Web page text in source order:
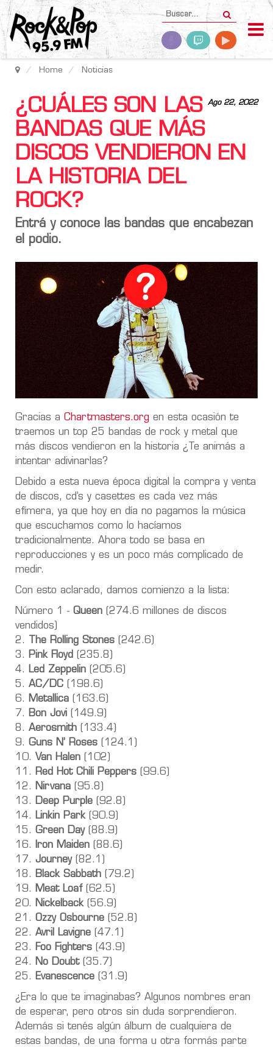
Home Noticias
Ago 22, 2022
¿CUÁLES SON LAS
BANDAS QUE MÁS
DISCOS VENDIERON EN
LA HISTORIA DEL
ROCK?
Entrá y conoce las bandas que encabezan
el podio.
Gracias a Chartmasters.org en esta ocasión te
traemos un top 25 bandas de rock y metal que
más discos vendieron en la historia ¿Te animás a
intentar adivinarlas?
Debido a esta nueva época digital la compra y venta
de discos, cd’s y casettes es cada vez más
efímera, ya que hoy en día no pagamos la música
que escuchamos como lo hacíamos
tradicionalmente. Ahora todo se basa en
reproducciones y es un poco más complicado de
medir.
Con esto aclarado, damos comienzo a la lista:
Número 1 - Queen (274.6 millones de discos
vendidos)
2.
The Rolling Stones (242.6)
3.
Pink Floyd
(235.8)
4.
Led Zeppelin (205.6)
5. AC/DC (198.6)
6.
Metallica (163.6)
7.
Bon Jovi (149.9)
8. Aerosmith (133.4)
9. Guns N’ Roses (124.1)
10. Van Halen (102)
11.
Red Hot Chili Peppers (99.6)
12.
Nirvana (95.8)
13.
Deep Purple (92.8)
14.
Linkin Park(90.9)
15. Green Day(88.9)
16.
Iron Maiden (88.6)
17. Journey(82.1)
18.
Black Sabbath (79.2)
19.
Meat Loaf(62.5)
20.
Nickelback(56.9)
21. Ozzy Osbourne (52.8)
22. Avril Lavigne (47.1)
23.
Foo Fighters (43.9)
24.
No Doubt(35.7)
25.
Evanescence (31.9)
¿Era lo que te imaginabas? Algunos nombres eran
de esperar, pero otros sin duda sorprendieron.
Además si tenés algún álbum de cualquiera de
estas bandas, de una forma u otra formás parte